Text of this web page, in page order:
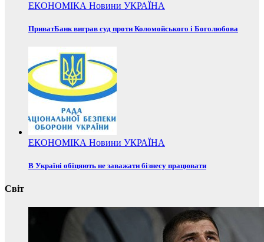
ЕКОНОМІКА Новини УКРАЇНА
ПриватБанк виграв суд проти Коломойського і Боголюбова
ЕКОНОМІКА Новини УКРАЇНА
В Україні обіцяють не заважати бізнесу працювати
Світ